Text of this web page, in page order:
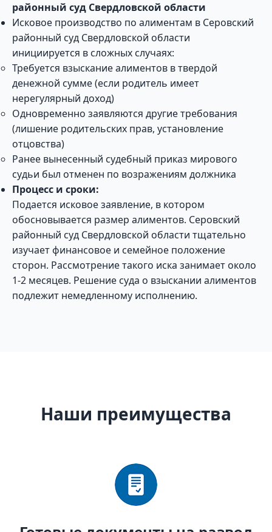
районный суд Свердловской области
Исковое производство по алиментам в Серовский
районный суд Свердловской области
инициируется в сложных случаях:
Требуется взыскание алиментов в твердой
денежной сумме (если родитель имеет
нерегулярный доход)
Одновременно заявляются другие требования
(лишение родительских прав, установление
отцовства)
Ранее вынесенный судебный приказ мирового
судьи был отменен по возражениям должника
Процесс и сроки:
Подается исковое заявление, в котором
обосновывается размер алиментов. Серовский
районный суд Свердловской области тщательно
изучает финансовое и семейное положение
сторон. Рассмотрение такого иска занимает около
1-2 месяцев. Решение суда о взыскании алиментов
подлежит немедленному исполнению.
Наши преимущества